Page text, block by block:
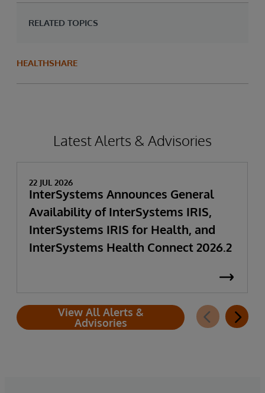
RELATED TOPICS
HEALTHSHARE
Latest Alerts & Advisories
22 JUL 2026
InterSystems Announces General
Availability of InterSystems IRIS,
InterSystems IRIS for Health, and
InterSystems Health Connect 2026.2
View All Alerts &
Advisories